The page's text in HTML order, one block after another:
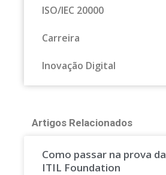
ISO/IEC 20000
Carreira
Inovação Digital
Artigos Relacionados
Como passar na prova da
ITIL Foundation